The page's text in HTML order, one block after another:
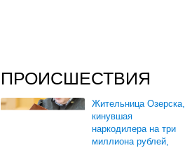
ПРОИСШЕСТВИЯ
Жительница Озерска,
кинувшая
наркодилера на три
миллиона рублей,